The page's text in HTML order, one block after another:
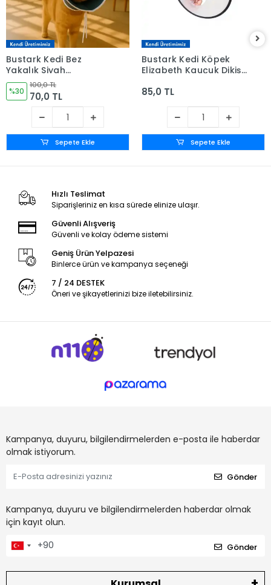
Bustark Kedi Bez
Yakalık Siyah
(Standart Boy) - 1
Adet
%30
100,0 TL
70,0 TL
Sepete Ekle
Bustark Kedi Köpek
Elizabeth Kauçuk Dikişli
85,0 TL
Sepete Ekle
Hızlı Teslimat
Siparişleriniz en kısa sürede elinize ulaşır.
Güvenli Alışveriş
Güvenli ve kolay ödeme sistemi
Geniş Ürün Yelpazesi
Binlerce ürün ve kampanya seçeneği
7 / 24 DESTEK
Öneri ve şikayetlerinizi bize iletebilirsiniz.
Kampanya, duyuru, bilgilendirmelerden e-posta ile haberdar
olmak istiyorum.
Gönder
Kampanya, duyuru ve bilgilendirmelerden haberdar olmak
için kayıt olun.
Gönder